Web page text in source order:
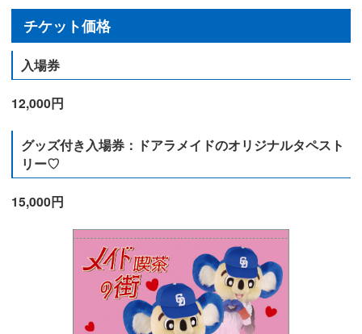
チケット価格
入場券
12,000円
グッズ付き入場券：ドアラメイドのオリジナルタペスト
リー♡
15,000円